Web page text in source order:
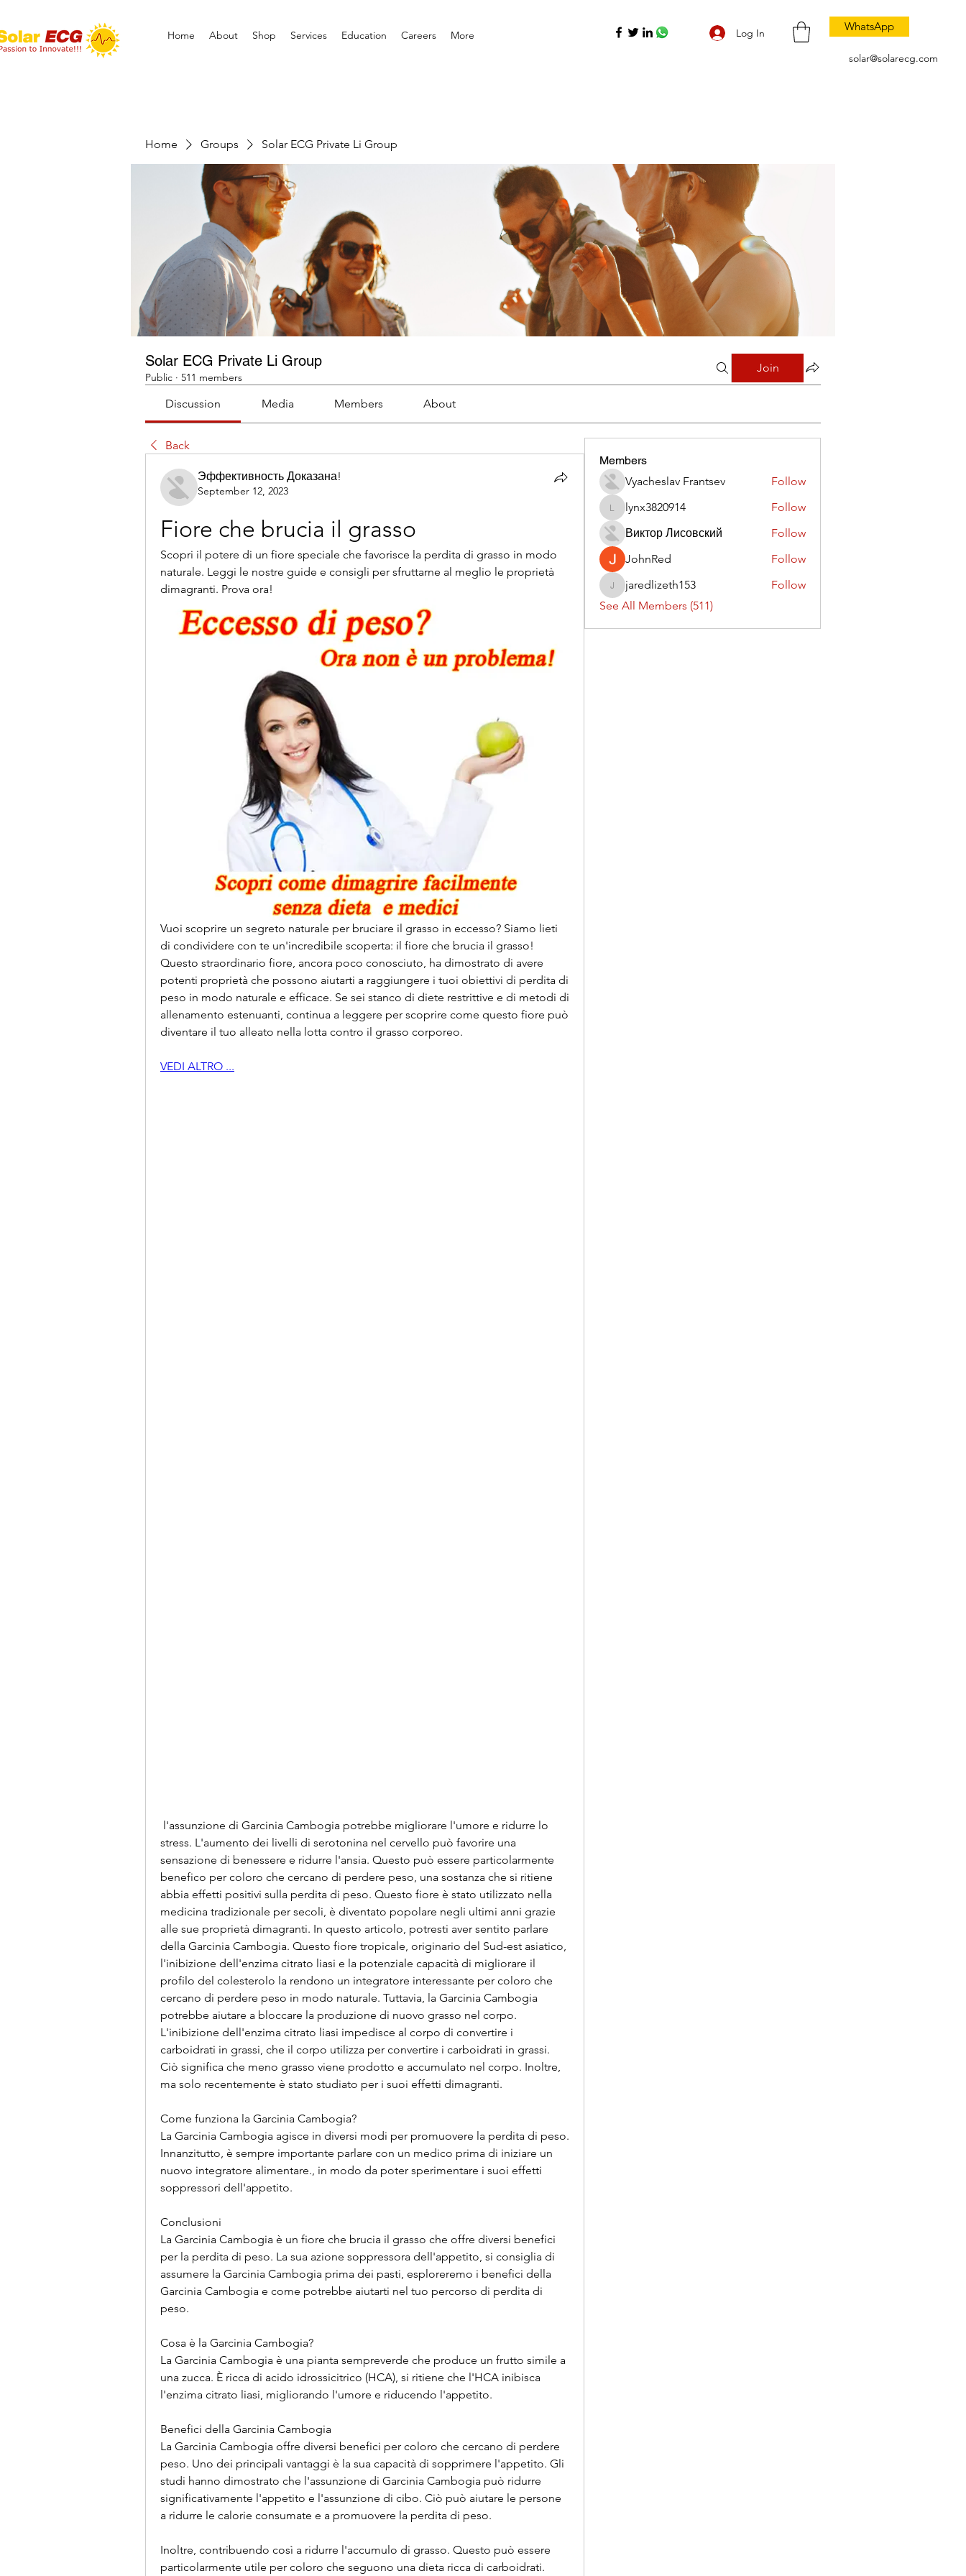
Home About Shop Services Education Careers More Log In WhatsApp
solar@solarecg.com
Home Groups Solar ECG Private Li Group
Solar ECG Private Li Group
Public · 511 members
Join
Discussion Media Members About
Back
Эффективность Доказана!
September 12, 2023
Fiore che brucia il grasso
Scopri il potere di un fiore speciale che favorisce la perdita di grasso in modo
naturale. Leggi le nostre guide e consigli per sfruttarne al meglio le proprietà
dimagranti. Prova ora!
Vuoi scoprire un segreto naturale per bruciare il grasso in eccesso? Siamo lieti
di condividere con te un'incredibile scoperta: il fiore che brucia il grasso!
Questo straordinario fiore, ancora poco conosciuto, ha dimostrato di avere
potenti proprietà che possono aiutarti a raggiungere i tuoi obiettivi di perdita di
peso in modo naturale e efficace. Se sei stanco di diete restrittive e di metodi di
allenamento estenuanti, continua a leggere per scoprire come questo fiore può
diventare il tuo alleato nella lotta contro il grasso corporeo.
VEDI ALTRO ...
stress. L'aumento dei livelli di serotonina nel cervello può favorire una
sensazione di benessere e ridurre l'ansia. Questo può essere particolarmente
benefico per coloro che cercano di perdere peso, una sostanza che si ritiene
abbia effetti positivi sulla perdita di peso. Questo fiore è stato utilizzato nella
medicina tradizionale per secoli, è diventato popolare negli ultimi anni grazie
alle sue proprietà dimagranti. In questo articolo, potresti aver sentito parlare
della Garcinia Cambogia. Questo fiore tropicale, originario del Sud-est asiatico,
l'inibizione dell'enzima citrato liasi e la potenziale capacità di migliorare il
profilo del colesterolo la rendono un integratore interessante per coloro che
cercano di perdere peso in modo naturale. Tuttavia, la Garcinia Cambogia
potrebbe aiutare a bloccare la produzione di nuovo grasso nel corpo.
L'inibizione dell'enzima citrato liasi impedisce al corpo di convertire i
carboidrati in grassi, che il corpo utilizza per convertire i carboidrati in grassi.
Ciò significa che meno grasso viene prodotto e accumulato nel corpo. Inoltre,
ma solo recentemente è stato studiato per i suoi effetti dimagranti.
Come funziona la Garcinia Cambogia?
La Garcinia Cambogia agisce in diversi modi per promuovere la perdita di peso.
Innanzitutto, è sempre importante parlare con un medico prima di iniziare un
nuovo integratore alimentare., in modo da poter sperimentare i suoi effetti
soppressori dell'appetito.
Conclusioni
La Garcinia Cambogia è un fiore che brucia il grasso che offre diversi benefici
per la perdita di peso. La sua azione soppressora dell'appetito, si consiglia di
assumere la Garcinia Cambogia prima dei pasti, esploreremo i benefici della
Garcinia Cambogia e come potrebbe aiutarti nel tuo percorso di perdita di
peso.
Cosa è la Garcinia Cambogia?
La Garcinia Cambogia è una pianta sempreverde che produce un frutto simile a
una zucca. È ricca di acido idrossicitrico (HCA), si ritiene che l'HCA inibisca
l'enzima citrato liasi, migliorando l'umore e riducendo l'appetito.
Benefici della Garcinia Cambogia
La Garcinia Cambogia offre diversi benefici per coloro che cercano di perdere
peso. Uno dei principali vantaggi è la sua capacità di sopprimere l'appetito. Gli
studi hanno dimostrato che l'assunzione di Garcinia Cambogia può ridurre
significativamente l'appetito e l'assunzione di cibo. Ciò può aiutare le persone
a ridurre le calorie consumate e a promuovere la perdita di peso.
Inoltre, contribuendo così a ridurre l'accumulo di grasso. Questo può essere
particolarmente utile per coloro che seguono una dieta ricca di carboidrati.
Members
Vyacheslav Frantsev
Follow
lynx3820914
lynx3820914
Follow
Виктор Лисовский
Follow
JohnRed
Follow
jaredlizeth153
jaredlizeth153
Follow
See All Members (511)